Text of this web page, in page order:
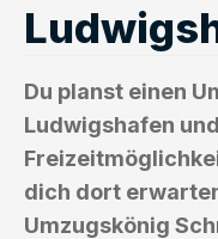
Du planst einen
Ludwigshafen
dich dort
Umzugskönig